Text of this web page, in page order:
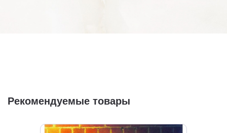
Рекомендуемые товары